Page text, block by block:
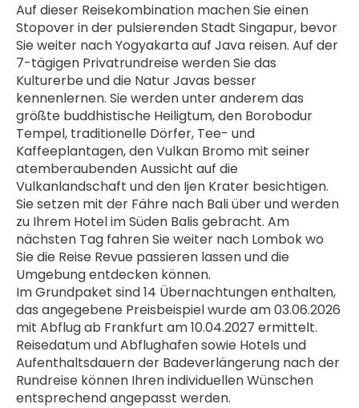
Auf dieser Reisekombination machen Sie einen
Stopover in der pulsierenden Stadt Singapur, bevor
Sie weiter nach Yogyakarta auf Java reisen. Auf der
7-tägigen Privatrundreise werden Sie das
Kulturerbe und die Natur Javas besser
kennenlernen. Sie werden unter anderem das
größte buddhistische Heiligtum, den Borobodur
Tempel, traditionelle Dörfer, Tee- und
Kaffeeplantagen, den Vulkan Bromo mit seiner
atemberaubenden Aussicht auf die
Vulkanlandschaft und den Ijen Krater besichtigen.
Sie setzen mit der Fähre nach Bali über und werden
zu Ihrem Hotel im Süden Balis gebracht. Am
nächsten Tag fahren Sie weiter nach Lombok wo
Sie die Reise Revue passieren lassen und die
Umgebung entdecken können.
Im Grundpaket sind 14 Übernachtungen enthalten,
das angegebene Preisbeispiel wurde am 03.06.2026
mit Abflug ab Frankfurt am 10.04.2027 ermittelt.
Reisedatum und Abflughafen sowie Hotels und
Aufenthaltsdauern der Badeverlängerung nach der
Rundreise können Ihren individuellen Wünschen
entsprechend angepasst werden.